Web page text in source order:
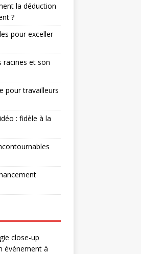
la déduction
?
pour exceller
racines et son
pour travailleurs
: fidèle à la
close-up
événement à